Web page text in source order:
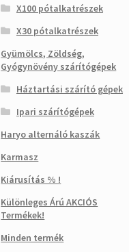
X100 pótalkatrészek
X30 pótalkatrészek
Gyümölcs, Zöldség,
Gyógynövény szárítógépek
Háztartási szárító gépek
Ipari szárítógépek
Haryo alternáló kaszák
Karmasz
Kiárusítás % !
Különleges Árú AKCIÓS
Termékek!
Minden termék